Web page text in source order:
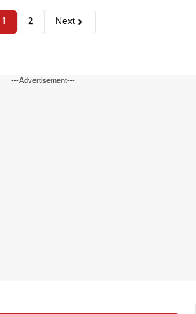
1 2 Next
---Advertisement---